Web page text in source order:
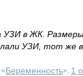
УЗИ в ЖК.
УЗИ, тот же
«Беременность», 1